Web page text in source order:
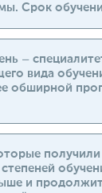
Срок
–
вида
обширной
получили
и